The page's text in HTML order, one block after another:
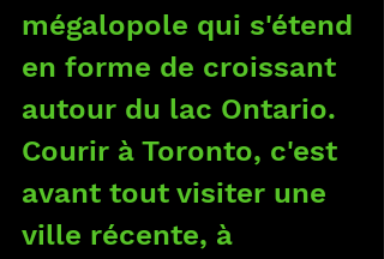
mégalopole qui s'étend
en forme de croissant
autour du lac Ontario.
Courir à Toronto, c'est
avant tout visiter une
ville récente, à